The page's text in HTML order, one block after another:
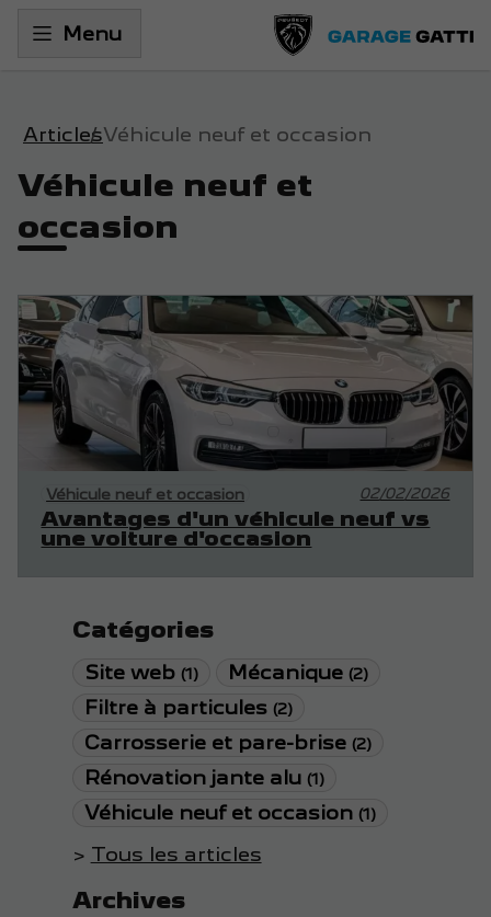
Menu
Catégories
Site web (1) Mécanique (2)
Filtre à particules (2)
Carrosserie et pare-brise (2)
Rénovation jante alu (1)
Véhicule neuf et occasion (1)
Tous les articles
Archives
ArticlesVéhicule neuf et occasion
Véhicule neuf et
occasion
Véhicule neuf et occasion 02/02/2026
Avantages d'un véhicule neuf vs
une voiture d'occasion